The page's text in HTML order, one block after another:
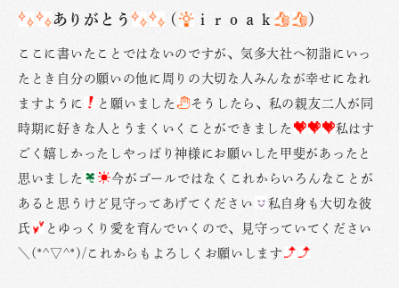
ありがとう ( ｉｒｏａｋ )
ここに書いたことではないのですが、気多大社へ初詣にいっ
たとき自分の願いの他に周りの大切な人みんなが幸せになれ
ますように
と願いました
そうしたら、私の親友二人が同
時期に好きな人とうまくいくことができました
私はす
ごく嬉しかったしやっぱり神様にお願いした甲斐があったと
思いました
今がゴールではなくこれからいろんなことが
あると思うけど見守ってあげてください
私自身も大切な彼
氏
とゆっくり愛を育んでいくので、見守っていてください
＼(*^▽^*)/これからもよろしくお願いします